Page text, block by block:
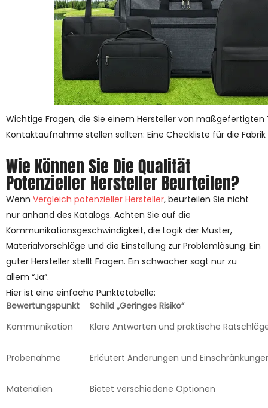
Wichtige Fragen, die Sie einem Hersteller von
Kontaktaufnahme stellen sollten: Eine Checkliste für die Fabrik
Wie Können Sie Die Qualität
Potenzieller Hersteller Beurteilen?
Wenn Vergleich potenzieller Hersteller, beurteilen Sie nicht
nur anhand des Katalogs. Achten Sie auf die
Kommunikationsgeschwindigkeit, die Logik der Muster,
Materialvorschläge und die Einstellung zur Problemlösung. Ein
guter Hersteller stellt Fragen. Ein schwacher sagt nur zu
allem “Ja”.
Hier ist eine einfache Punktetabelle:
Bewertungspunkt
Schild „Geringes Risiko“
Kommunikation
Klare Antworten und praktische
Probenahme Erläutert Änderungen und
Materialien Bietet verschiedene Optionen